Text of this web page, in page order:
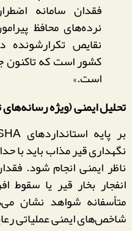
فقدان سامانه
نرده‌های محافظ
نقایص تکرارشونده
کشور است که تاکنون
است.»
تحلیل ایمنی (ویژه
نگهداری قیر مذاب باید با
ناظر ایمنی انجام شود.
انفجار بخار قیر یا
متأسفانه شواهد نشان
شاخص‌های ایمنی عملیاتی